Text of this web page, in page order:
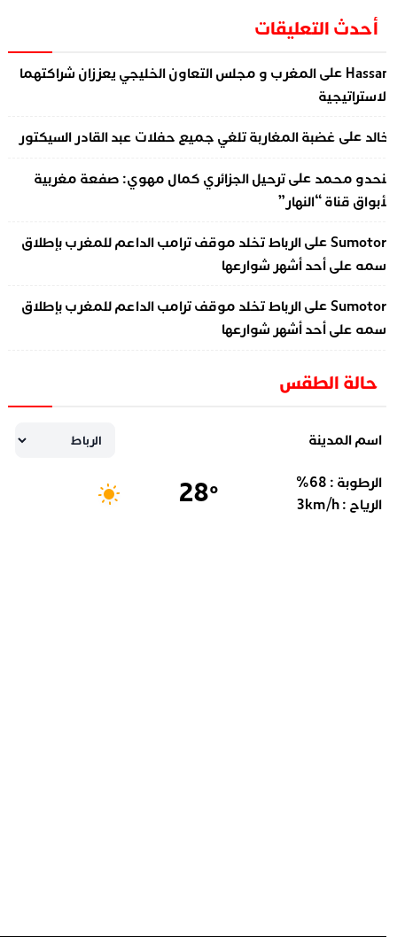
أحدث التعليقات
علىالمغرب و مجلس التعاون الخليجي يعززان شراكتهما
علىغضبة المغاربة تلغي جميع حفلات عبد القادر السيكتور
محمدعلىترحيل الجزائري كمال مهوي: صفعة مغربية
قناة “النهار”
علىالرباط تخلد موقف ترامب الداعم للمغرب بإطلاق
على أحد أشهر شوارعها
علىالرباط تخلد موقف ترامب الداعم للمغرب بإطلاق
على أحد أشهر شوارعها
حالة الطقس
اسم المدينة
الرطوبة : 68
%
الرياح :
3km/h
28